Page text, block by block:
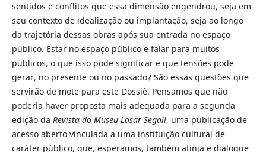
sentidos e conflitos que essa dimensão engendrou, seja em
seu contexto de idealização ou implantação, seja ao longo
da trajetória dessas obras após sua entrada no espaço
público. Estar no espaço público e falar para muitos
públicos, o que isso pode significar e que tensões pode
gerar, no presente ou no passado? São essas questões que
servirão de mote para este Dossiê. Pensamos que não
poderia haver proposta mais adequada para a segunda
edição da Revista do Museu Lasar Segall, uma publicação de
acesso aberto vinculada a uma instituição cultural de
caráter público, que, esperamos, também atinja e dialogue